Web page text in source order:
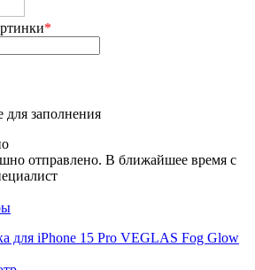
*
для заполнения
отправлено. В ближайшее время с